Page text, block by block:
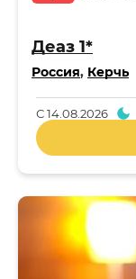
Деаз 1*
Россия, Керчь
С14.08.2026